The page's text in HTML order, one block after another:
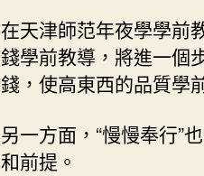
在天津師范年夜學學前
錢學前教導，將進一個
錢，使高東西的品質學
另一方面，“慢慢奉行”
和前提。